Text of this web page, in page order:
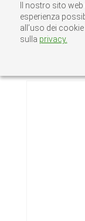
Il nostro sito
esperienza
all’uso dei
sulla privacy.
Home/